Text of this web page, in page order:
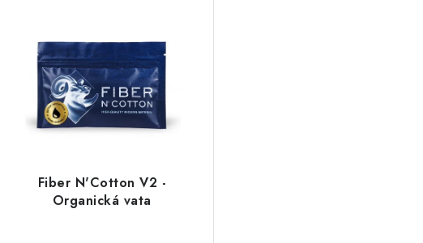
e
n
í
p
o
Fiber N'Cotton V2 -
Organická vata